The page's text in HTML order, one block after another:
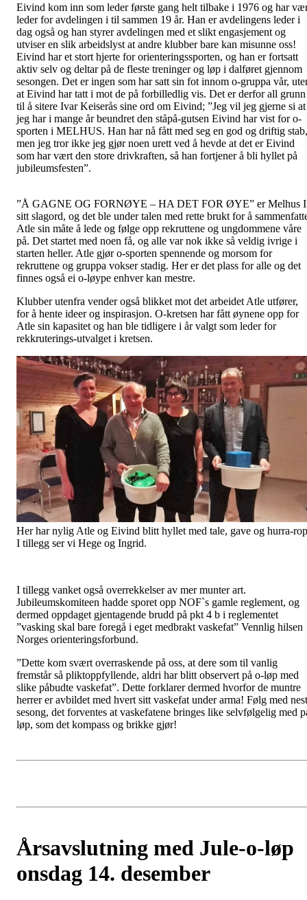
Eivind kom inn som leder første gang helt tilbake i 1976 og har
leder for avdelingen i til sammen 19 år. Han er avdelingens leder i
dag også og han styrer avdelingen med et slikt engasjement og
utviser en slik arbeidslyst at andre klubber bare kan misunne oss!
Eivind har et stort hjerte for orienteringssporten, og han er fortsatt
aktiv selv og deltar på de fleste treninger og løp i dalføret gjennom
sesongen. Det er ingen som har satt sin fot innom o-gruppa vår,
at Eivind har tatt i mot de på forbilledlig vis. Det er derfor all grunn
til å sitere Ivar Keiserås sine ord om Eivind; ”Jeg vil jeg gjerne si at
jeg har i mange år beundret den ståpå-gutsen Eivind har vist for o-
sporten i MELHUS. Han har nå fått med seg en god og driftig stab,
men jeg tror ikke jeg gjør noen urett ved å hevde at det er Eivind
som har vært den store drivkraften, så han fortjener å bli hyllet på
jubileumsfesten”.
”Å GAGNE OG FORNØYE – HA DET FOR ØYE” er Melhus
sitt slagord, og det ble under talen med rette brukt for å
Atle sin måte å lede og følge opp rekruttene og ungdommene våre
på. Det startet med noen få, og alle var nok ikke så veldig ivrige i
starten heller. Atle gjør o-sporten spennende og morsom for
rekruttene og gruppa vokser stadig. Her er det plass for alle og det
finnes også ei o-løype enhver kan mestre.
Klubber utenfra vender også blikket mot det arbeidet Atle utfører,
for å hente ideer og inspirasjon. O-kretsen har fått øynene opp for
Atle sin kapasitet og han ble tidligere i år valgt som leder for
rekkruterings-utvalget i kretsen.
Her har nylig Atle og Eivind blitt hyllet med tale, gave og hurra-
I tillegg ser vi Hege og Ingrid.
I tillegg vanket også overrekkelser av mer munter art.
Jubileumskomiteen hadde sporet opp NOF`s gamle reglement, og
dermed oppdaget gjentagende brudd på pkt 4 b i reglementet
”vasking skal bare foregå i eget medbrakt vaskefat” Vennlig hilsen
Norges orienteringsforbund.
”Dette kom svært overraskende på oss, at dere som til vanlig
fremstår så pliktoppfyllende, aldri har blitt observert på o-løp med
slike påbudte vaskefat”. Dette forklarer dermed hvorfor de muntre
herrer er avbildet med hvert sitt vaskefat under arma! Følg med
sesong, det forventes at vaskefatene bringes like selvfølgelig med
løp, som det kompass og brikke gjør!
Årsavslutning med Jule-o-løp
onsdag 14. desember